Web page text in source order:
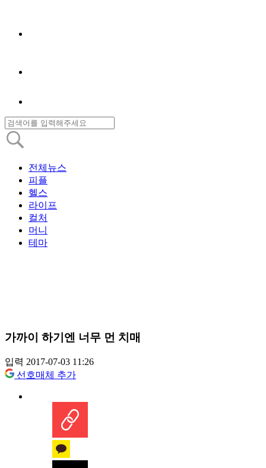
전체뉴스
피플
헬스
라이프
컬처
머니
테마
가까이 하기엔 너무 먼 치매
입력 2017-07-03 11:26
선호매체 추가